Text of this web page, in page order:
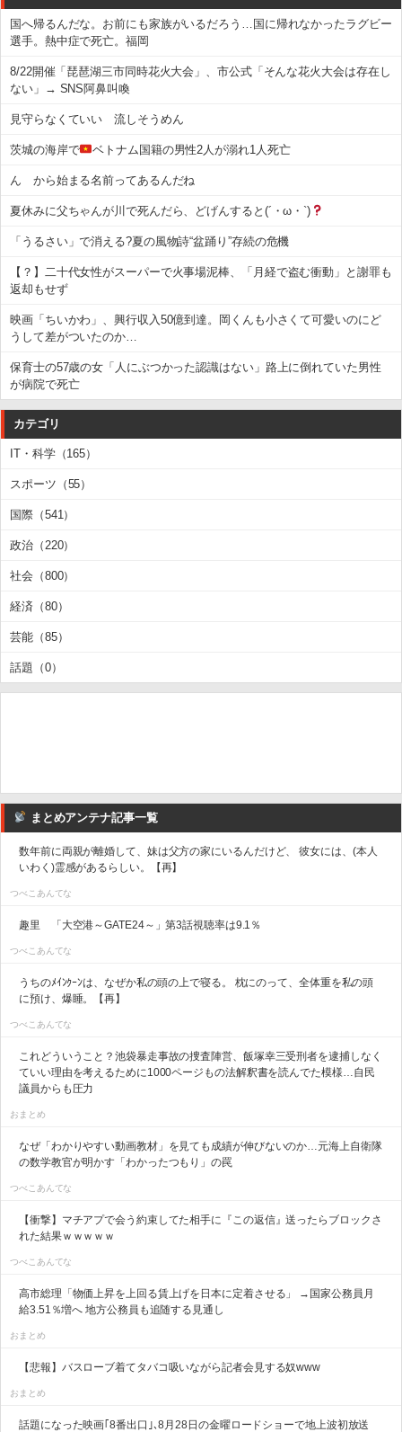
国へ帰るんだな。お前にも家族がいるだろう…国に帰れなかったラグビー
選手。熱中症で死亡。福岡
8/22開催「琵琶湖三市同時花火大会」、市公式「そんな花火大会は存在し
ない」→ SNS阿鼻叫喚
見守らなくていい 流しそうめん
茨城の海岸で ベトナム国籍の男性2人が溺れ1人死亡
ん から始まる名前ってあるんだね
夏休みに父ちゃんが川で死んだら、どげんすると(´・ω・`)
「うるさい」で消える?夏の風物詩“盆踊り”存続の危機
【？】二十代女性がスーパーで火事場泥棒、「月経で盗む衝動」と謝罪も
返却もせず
映画「ちいかわ」、興行収入50億到達。岡くんも小さくて可愛いのにど
うして差がついたのか…
保育士の57歳の女「人にぶつかった認識はない」路上に倒れていた男性
が病院で死亡
カテゴリ
IT・科学（165）
スポーツ（55）
国際（541）
政治（220）
社会（800）
経済（80）
芸能（85）
話題（0）
まとめアンテナ記事一覧
数年前に両親が離婚して、妹は父方の家にいるんだけど、 彼女には、(本人
いわく)霊感があるらしい。【再】
つべこあんてな
趣里 「大空港～GATE24～」第3話視聴率は9.1％
つべこあんてな
うちのﾒｲﾝｸｰﾝは、なぜか私の頭の上で寝る。 枕にのって、全体重を私の頭
に預け、爆睡。【再】
つべこあんてな
これどういうこと？池袋暴走事故の捜査陣営、飯塚幸三受刑者を逮捕しなく
ていい理由を考えるために1000ページもの法解釈書を読んでた模様…自民
議員からも圧力
おまとめ
なぜ「わかりやすい動画教材」を見ても成績が伸びないのか…元海上自衛隊
の数学教官が明かす「わかったつもり」の罠
つべこあんてな
【衝撃】マチアプで会う約束してた相手に『この返信』送ったらブロックさ
れた結果ｗｗｗｗｗ
つべこあんてな
高市総理「物価上昇を上回る賃上げを日本に定着させる」 →国家公務員月
給3.51％増へ 地方公務員も追随する見通し
おまとめ
【悲報】バスローブ着てタバコ吸いながら記者会見する奴www
おまとめ
話題になった映画｢8番出口｣､8月28日の金曜ロードショーで地上波初放送